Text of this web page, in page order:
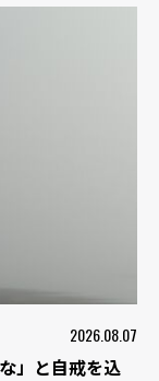
2026.08.07
」と自戒を込